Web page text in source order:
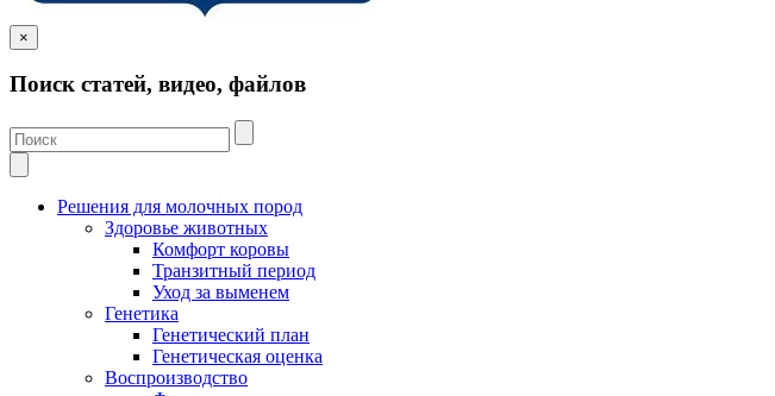
×
Поиск статей, видео, файлов
Решения для молочных пород
Здоровье животных
Комфорт коровы
Транзитный период
Уход за выменем
Генетика
Генетический план
Генетическая оценка
Воспроизводство